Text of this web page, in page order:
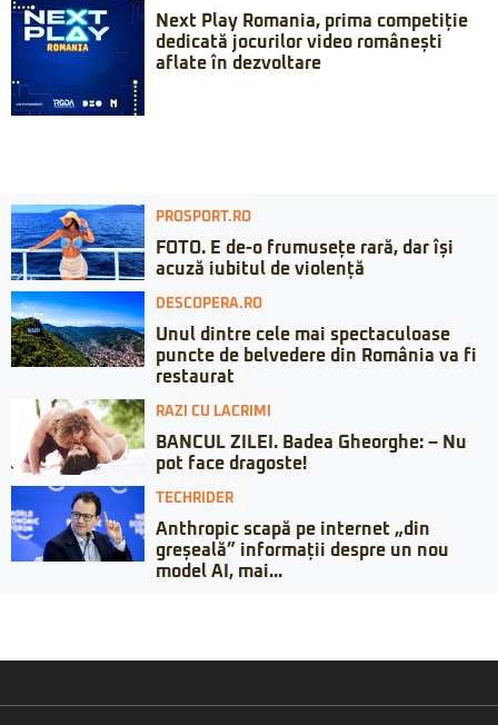
Next Play Romania, prima competiție
dedicată jocurilor video românești
aflate în dezvoltare
PROSPORT.RO
FOTO. E de-o frumusețe rară, dar își
acuză iubitul de violență
DESCOPERA.RO
Unul dintre cele mai spectaculoase
puncte de belvedere din România va fi
restaurat
RAZI CU LACRIMI
BANCUL ZILEI. Badea Gheorghe: – Nu
pot face dragoste!
TECHRIDER
Anthropic scapă pe internet „din
greșeală” informații despre un nou
model AI, mai...